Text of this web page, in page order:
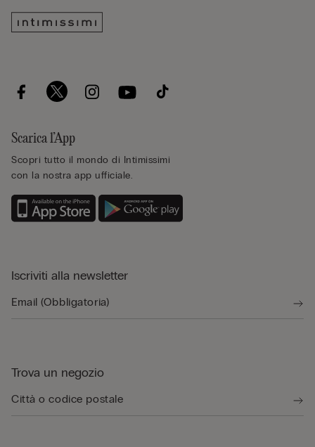
Scarica l’App
Scopri tutto il mondo di Intimissimi
con la nostra app ufficiale.
Iscriviti alla newsletter
Trova un negozio